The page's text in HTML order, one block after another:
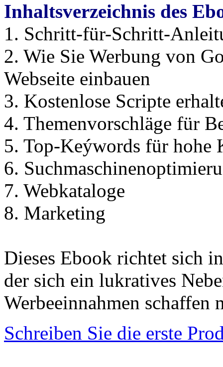
Inhaltsverzeichnis des
1. Schritt-für-Schritt-
2. Wie Sie Werbung von
Webseite einbauen
3. Kostenlose Scripte
4. Themenvorschläge für
5. Top-Keýwords für hohe
6.
7. Webkataloge
8. Marketing
Dieses Ebook richtet sich
der sich ein lukratives
Werbeeinnahmen schaffen
Schreiben Sie die erste